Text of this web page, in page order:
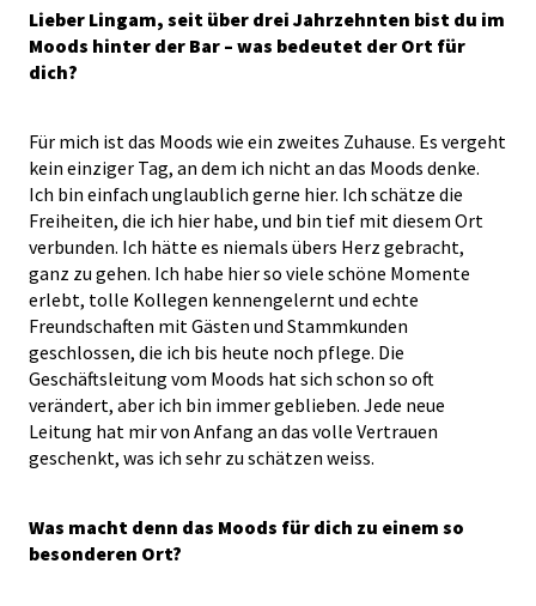
Lieber Lingam, seit über drei Jahrzehnten bist du im
Moods hinter der Bar – was bedeutet der Ort für
dich?
Für mich ist das Moods wie ein zweites Zuhause. Es vergeht
kein einziger Tag, an dem ich nicht an das Moods denke.
Ich bin einfach unglaublich gerne hier. Ich schätze die
Freiheiten, die ich hier habe, und bin tief mit diesem Ort
verbunden. Ich hätte es niemals übers Herz gebracht,
ganz zu gehen. Ich habe hier so viele schöne Momente
erlebt, tolle Kollegen kennengelernt und echte
Freundschaften mit Gästen und Stammkunden
geschlossen, die ich bis heute noch pflege. Die
Geschäftsleitung vom Moods hat sich schon so oft
verändert, aber ich bin immer geblieben. Jede neue
Leitung hat mir von Anfang an das volle Vertrauen
geschenkt, was ich sehr zu schätzen weiss.
Was macht denn das Moods für dich zu einem so
besonderen Ort?